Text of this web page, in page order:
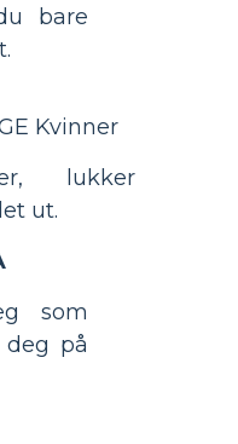
bare
Kvinner
lukker
ut.
som
på